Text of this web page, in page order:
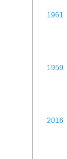
1961
1959
2016